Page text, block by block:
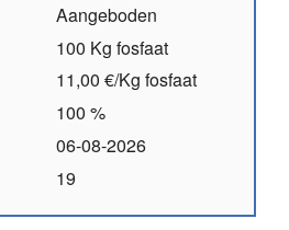
Aangeboden
100 Kg fosfaat
11,00 €/Kg fosfaat
100 %
06-08-2026
19